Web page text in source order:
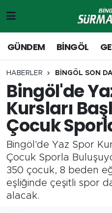
GÜNDEM BİNGÖL
HABERLER BİNGÖL SON
Bingöl'de
Kursları
Çocuk
Bingöl'de Yaz Spor
Çocuk Sporla
350 çocuk, 8 beden
eşliğinde çeşitli spor
alacak.
Genç
Solhan
Karlıova
Yayladere-Yedisu
MD Prestij Dergisi
Merkez Hava
Merkez Trafik
Süper Lig Puan
Tüm Manşetler
Son Dakika
Haber Arşivi